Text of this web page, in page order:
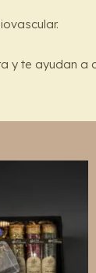
te ayudan a